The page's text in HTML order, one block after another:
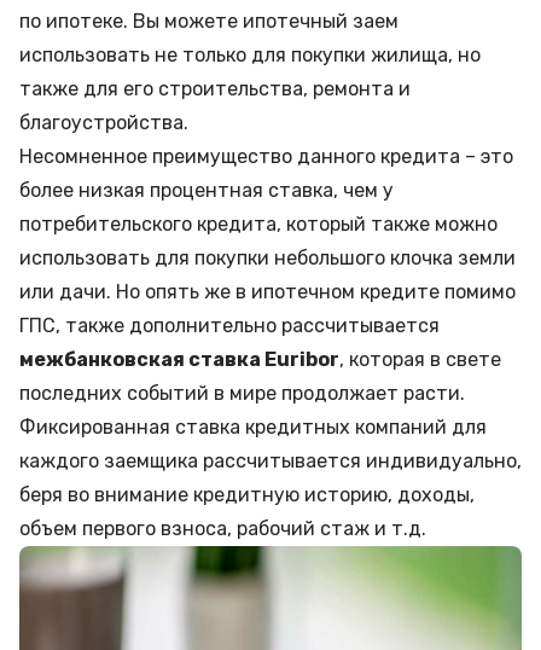
по ипотеке. Вы можете ипотечный заем
использовать не только для покупки жилища, но
также для его строительства, ремонта и
благоустройства.
Несомненное преимущество данного кредита – это
более низкая процентная ставка, чем у
потребительского кредита, который также можно
использовать для покупки небольшого клочка земли
или дачи. Но опять же в ипотечном кредите помимо
ГПС, также дополнительно рассчитывается
межбанковская ставка Euribor, которая в свете
последних событий в мире продолжает расти.
Фиксированная ставка кредитных компаний для
каждого заемщика рассчитывается индивидуально,
беря во внимание кредитную историю, доходы,
объем первого взноса, рабочий стаж и т.д.